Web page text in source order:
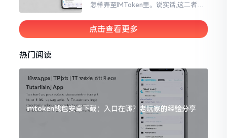
怎样弄至IMToken里。说实话,这二者皆
作方面的确得细致些。好多人转着转着
就迷糊了
点击查看更多
热门阅读
imtoken钱包安卓下载：入口在哪？老玩家的经验分享